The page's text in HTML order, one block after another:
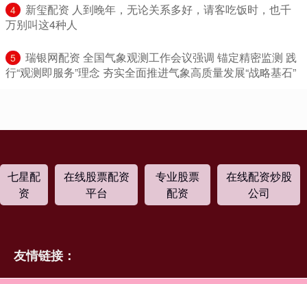
4
​新玺配资 人到晚年，无论关系多好，请客吃饭时，也千
万别叫这4种人
5
​瑞银网配资 全国气象观测工作会议强调 锚定精密监测 践
行“观测即服务”理念 夯实全面推进气象高质量发展“战略基石”
七星配
资
在线股票配资
平台
专业股票
配资
在线配资炒股
公司
友情链接：